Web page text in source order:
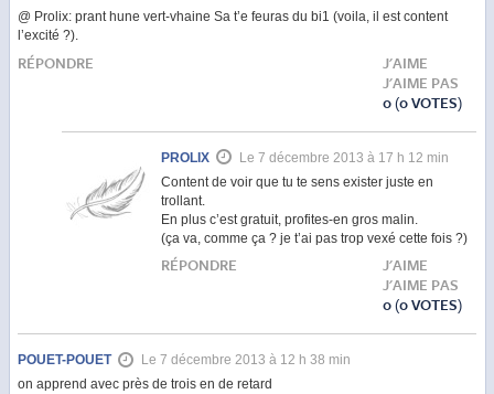
@ Prolix: prant hune vert-vhaine Sa t’e feuras du bi1 (voila, il est content
l’excité ?).
J'AIME
J'AIME PAS
0(0 VOTES)
RÉPONDRE
PROLIX
Le 7 décembre 2013 à 17 h 12 min
Content de voir que tu te sens exister juste en
trollant.
En plus c’est gratuit, profites-en gros malin.
(ça va, comme ça ? je t’ai pas trop vexé cette fois ?)
J'AIME
J'AIME PAS
0(0 VOTES)
RÉPONDRE
POUET-POUET
Le 7 décembre 2013 à 12 h 38 min
on apprend avec près de trois en de retard